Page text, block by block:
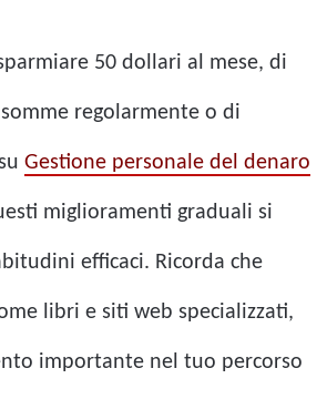
50 dollari al mese, di
regolarmente o di
Gestione personale del denaro
miglioramenti graduali si
efficaci. Ricorda che
libri e siti web specializzati,
importante nel tuo percorso